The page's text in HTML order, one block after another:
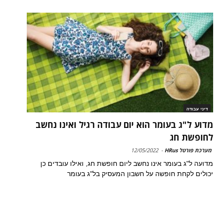
דיני עבודה
מדוע ל"ג בעומר הוא יום עבודה רגיל ואינו נחשב
לחופשת חג
מערכת פורטל HRus -
12/05/2022
מדועה ל"ג בעומר אינו נחשב ליום חופשת חג, ואילו עובדים כן
יכולים לקחת חופשה על חשבון המעסיק בל"ג בעומר